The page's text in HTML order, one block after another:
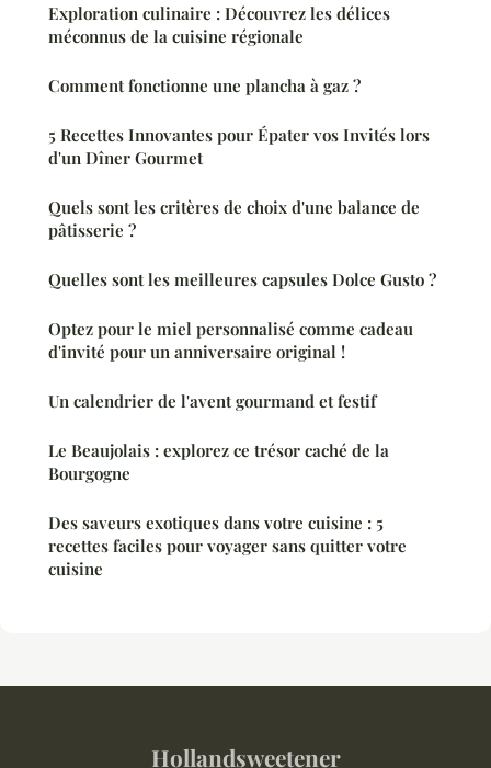
Exploration culinaire : Découvrez les délices
méconnus de la cuisine régionale
Comment fonctionne une plancha à gaz ?
5 Recettes Innovantes pour Épater vos Invités lors
d'un Dîner Gourmet
Quels sont les critères de choix d'une balance de
pâtisserie ?
Quelles sont les meilleures capsules Dolce Gusto ?
Optez pour le miel personnalisé comme cadeau
d'invité pour un anniversaire original !
Un calendrier de l'avent gourmand et festif
Le Beaujolais : explorez ce trésor caché de la
Bourgogne
Des saveurs exotiques dans votre cuisine : 5
recettes faciles pour voyager sans quitter votre
cuisine
Hollandsweetener